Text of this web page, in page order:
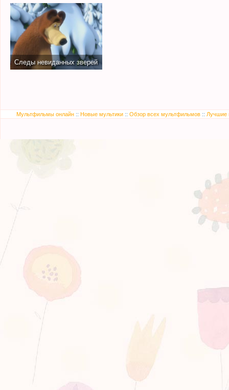
Следы невиданных зверей
Мультфильмы онлайн:: Новые мультики:: Обзор всех мультфильмов:: Лучшие